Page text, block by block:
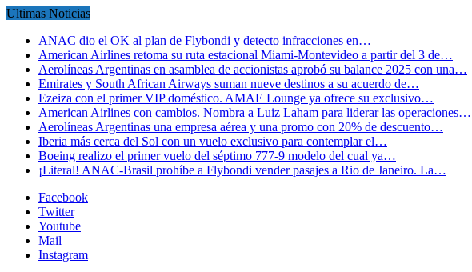
Ultimas Noticias
ANAC dio el OK al plan de Flybondi y detecto infracciones en…
American Airlines retoma su ruta estacional Miami-Montevideo a partir del 3 de…
Aerolíneas Argentinas en asamblea de accionistas aprobó su balance 2025 con una…
Emirates y South African Airways suman nueve destinos a su acuerdo de…
Ezeiza con el primer VIP doméstico. AMAE Lounge ya ofrece su exclusivo…
American Airlines con cambios. Nombra a Luiz Laham para liderar las operaciones…
Aerolíneas Argentinas una empresa aérea y una promo con 20% de descuento…
Iberia más cerca del Sol con un vuelo exclusivo para contemplar el…
Boeing realizo el primer vuelo del séptimo 777-9 modelo del cual ya…
¡Literal! ANAC-Brasil prohíbe a Flybondi vender pasajes a Rio de Janeiro. La…
Facebook
Twitter
Youtube
Mail
Instagram